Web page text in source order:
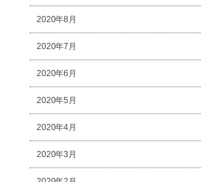
2020年8月
2020年7月
2020年6月
2020年5月
2020年4月
2020年3月